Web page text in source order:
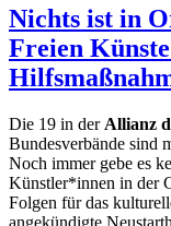
Nichts ist in
Freien
Die 19 in der Allianz
Bundesverbände sind
Noch immer gebe es
Künstler*innen in der
Folgen für das